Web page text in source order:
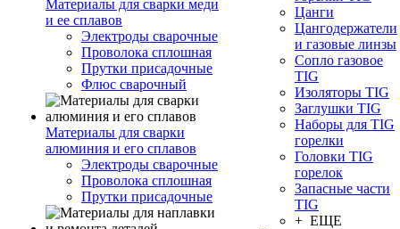
Материалы для сварки меди
и ее сплавов
Электроды сварочные
Проволока сплошная
Прутки присадочные
Флюс сварочный
Материалы для сварки
алюминия и его сплавов
Электроды сварочные
Проволока сплошная
Прутки присадочные
Цанги
Цангодержатели
и газовые линзы
Сопло газовое
TIG
Изоляторы TIG
Заглушки TIG
Наборы для TIG
горелки
Головки TIG
горелок
Запасные части
TIG
+ ЕЩЕ